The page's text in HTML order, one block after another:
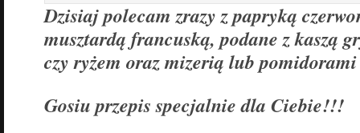
Dzisiaj polecam zrazy z papryką
musztardą francuską, podane z kaszą
czy ryżem oraz mizerią lub
Gosiu przepis specjalnie dla Ciebie!!!